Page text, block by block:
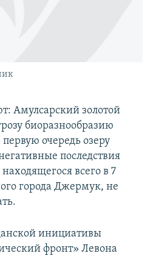
Амулсарский золотой
биоразнообразию
очередь озеру
последствия
всего в 7
города Джермук, не
инициативы
фронт» Левона